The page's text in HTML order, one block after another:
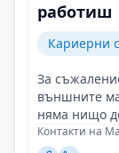
работиш
Кариерни
За
външните
няма нищо
Контакти на